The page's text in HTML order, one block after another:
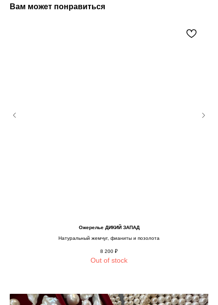
Вам может понравиться
Ожерелье ДИКИЙ ЗАПАД
Натуральный жемчуг, фианиты и позолота
8 200 ₽
Out of stock